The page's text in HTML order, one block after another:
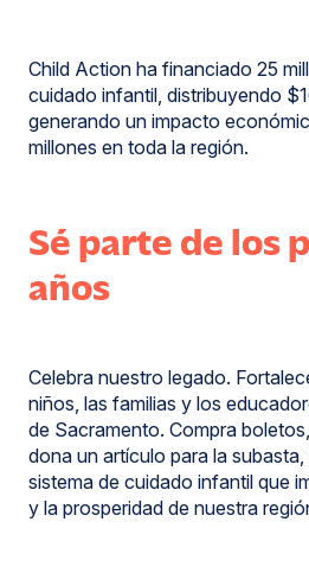
Child Action ha financiado 25
cuidado infantil, distribuyendo
generando un impacto
millones en toda la región.
Sé parte de los
años
Celebra nuestro legado.
niños, las familias y los
de Sacramento. Compra
dona un artículo para la
sistema de cuidado infantil que
y la prosperidad de nuestra